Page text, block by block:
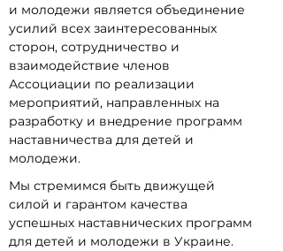
и молодежи является объединение
усилий всех заинтересованных
сторон, сотрудничество и
взаимодействие членов
Ассоциации по реализации
мероприятий, направленных на
разработку и внедрение программ
наставничества для детей и
молодежи.
Мы стремимся быть движущей
силой и гарантом качества
успешных наставнических программ
для детей и молодежи в Украине.